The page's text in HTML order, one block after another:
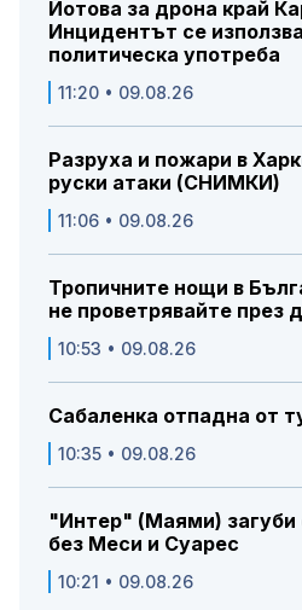
Йотова за дрона край
Инцидентът се
политическа употреба
11:20 • 09.08.26
Разруха и пожари в
руски атаки (СНИМКИ)
11:06 • 09.08.26
Тропичните нощи в
не проветрявайте през
10:53 • 09.08.26
Сабаленка отпадна от
10:35 • 09.08.26
"Интер" (Маями)
без Меси и Суарес
10:21 • 09.08.26